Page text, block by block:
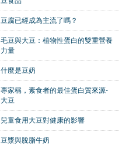
豆腐已經成為主流了嗎？
毛豆與大豆：植物性蛋白的雙重營養
力量
什麼是豆奶
專家稱，素食者的最佳蛋白質來源-
大豆
兒童食用大豆對健康的影響
豆漿與脫脂牛奶